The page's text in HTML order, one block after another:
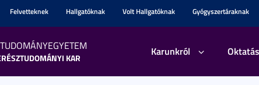
Felvetteknek Hallgatóknak Volt Hallgatóknak Gyógyszertáraknak
KAR Karunkról Oktatás